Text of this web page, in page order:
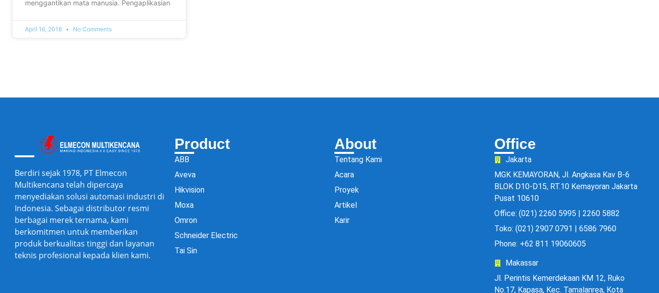
menggantikan mata manusia. Pengaplikasian
April 16, 2018 No Comments
Berdiri sejak 1978, PT Elmecon
Multikencana telah dipercaya
menyediakan solusi automasi industri di
Indonesia. Sebagai distributor resmi
berbagai merek ternama, kami
berkomitmen untuk memberikan
produk berkualitas tinggi dan layanan
teknis profesional kepada klien kami.
Product
ABB
Aveva
Hikvision
Moxa
Omron
Schneider Electric
Tai Sin
About
Tentang Kami
Acara
Proyek
Artikel
Karir
Office
Jakarta
MGK KEMAYORAN, Jl. Angkasa Kav B-6
BLOK D10-D15, RT.10 Kemayoran Jakarta
Pusat 10610
Office: (021) 2260 5995 | 2260 5882
Toko: (021) 2907 0791 | 6586 7960
Phone: +62 811 19060605
Makassar
Jl. Perintis Kemerdekaan KM 12, Ruko
No.17, Kapasa, Kec. Tamalanrea, Kota